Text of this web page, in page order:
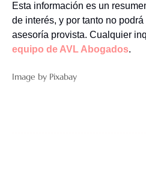
Esta información es un
de interés, y por tanto no
asesoría provista. Cualquier
equipo de AVL Abogados.
Image by Pixabay